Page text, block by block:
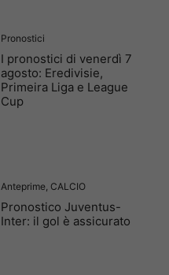
Pronostici
I pronostici di venerdì 7
agosto: Eredivisie,
Primeira Liga e League
Cup
Anteprime, CALCIO
Pronostico Juventus-
Inter: il gol è assicurato